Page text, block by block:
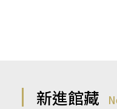
新進館藏